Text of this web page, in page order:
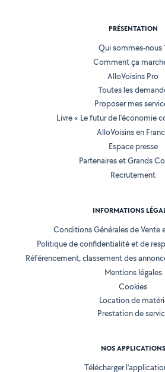
PRÉSENTATION
Qui sommes-nous
Comment ça
AlloVoisins Pro
Toutes les
Proposer mes
Livre « Le futur de l'économie
AlloVoisins en
Espace presse
Partenaires et Grands
Recrutement
INFORMATIONS
Conditions Générales de Vente
Politique de confidentialité et de
Référencement, classement des
Mentions légales
Cookies
Location de
Prestation de
NOS APPLICATIONS
Télécharger